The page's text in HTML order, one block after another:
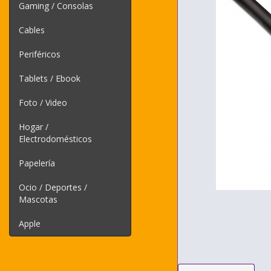
Gaming / Consolas
Cables
Periféricos
Tablets / Ebook
Foto / Video
Hogar /
Electrodomésticos
Papelería
Ocio / Deportes /
Mascotas
Apple